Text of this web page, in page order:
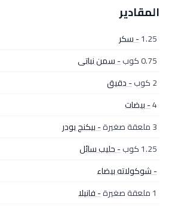
المقادير
1.25- سكر
0.75 كوب
- سمن نباتى
2 كوب
- دقيق
4- بيضات
3 ملعقة صغيرة
- بيكنج بودر
1.25 كوب
- حليب سائل
- شوكولاته بيضاء
1 ملعقة صغيرة
- فانيلا